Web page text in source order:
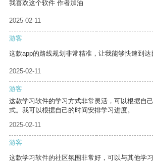
我喜欢这个软件 作者加油
2025-02-11
游客
这款app的路线规划非常精准，让我能够快速到达
2025-02-11
游客
这款学习软件的学习方式非常灵活，可以根据自
式。我可以根据自己的时间安排学习进度。
2025-02-11
游客
这款学习软件的社区氛围非常好，可以与其他学